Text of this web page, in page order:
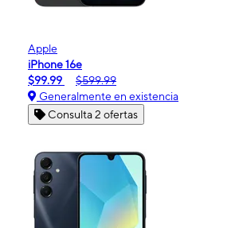
Apple
iPhone 16e
$99.99
$599.99
Generalmente en existencia
Consulta 2 ofertas